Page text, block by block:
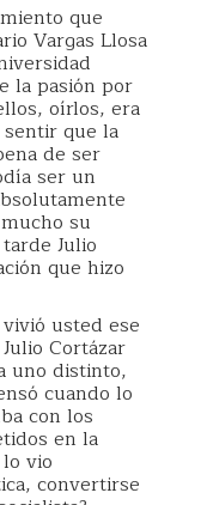
que
Vargas Llosa
la pasión por
oírlos, era
que la
de ser
ser un
su
Julio
que hizo
usted ese
Cortázar
uno distinto,
cuando lo
con los
en la
vio
convertirse